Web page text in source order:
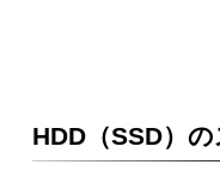
HDD（SSD）